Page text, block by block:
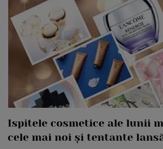
Ispitele cosmetice ale lunii
cele mai noi și tentante